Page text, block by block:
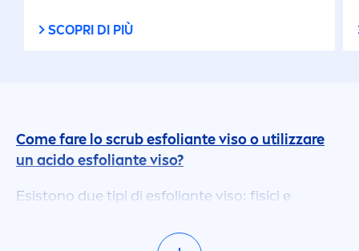
SCOPRI DI PIÙ
Come fare lo scrub esfoliante viso o utilizzare
un acido esfoliante viso?
Esistono due tipi di esfoliante viso: fisici e